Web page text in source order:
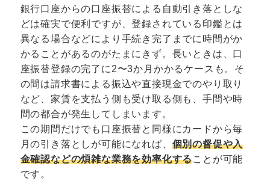
銀行口座からの口座振替による自動引き落としな
どは確実で便利ですが、登録されている印鑑とは
異なる場合などにより手続き完了までに時間がか
かることがあるのがたまにきず。長いときは、口
座振替登録の完了に2〜3か月かかるケースも。そ
の間は請求書による振込や直接現金でのやり取り
など、家賃を支払う側も受け取る側も、手間や時
間の都合が発生してしまいます。
この期間だけでも口座振替と同様にカードから毎
月の引き落としが可能になれば、 個別の督促や入
金確認などの煩雑な業務を効率化することが可能
です。